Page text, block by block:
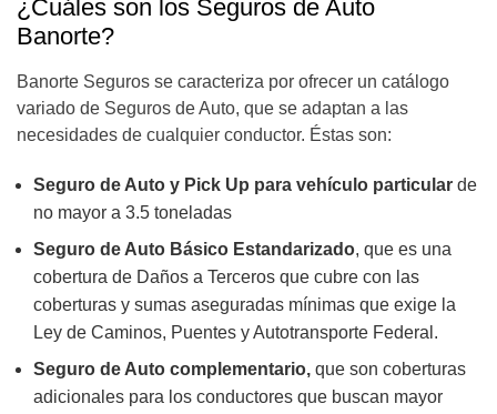
¿Cuáles son los Seguros de Auto
Banorte?
Banorte Seguros se caracteriza por ofrecer un catálogo
variado de Seguros de Auto, que se adaptan a las
necesidades de cualquier conductor. Éstas son:
Seguro de Auto y Pick Up para vehículo particular de
no mayor a 3.5 toneladas
Seguro de Auto Básico Estandarizado, que es una
cobertura de Daños a Terceros que cubre con las
coberturas y sumas aseguradas mínimas que exige la
Ley de Caminos, Puentes y Autotransporte Federal.
Seguro de Auto complementario, que son coberturas
adicionales para los conductores que buscan mayor